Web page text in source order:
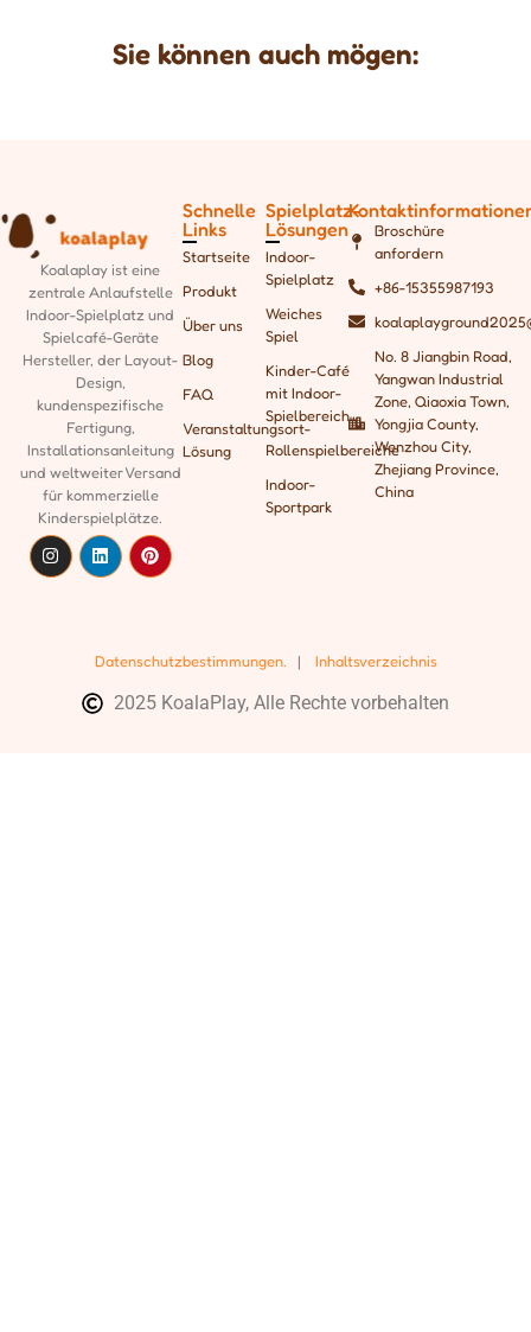
Sie können auch mögen:
Koalaplay ist eine
zentrale Anlaufstelle
Indoor-Spielplatz und
Spielcafé-Geräte
Hersteller, der Layout-
Design,
kundenspezifische
Fertigung,
Installationsanleitung
und weltweiter Versand
für kommerzielle
Kinderspielplätze.
Schnelle
Links
Startseite
Produkt
Über uns
Blog
FAQ
Veranstaltungsort-
Lösung
Spielplatz-
Lösungen
Indoor-
Spielplatz
Weiches
Spiel
Kinder-Café
mit Indoor-
Spielbereich
Rollenspielbereiche
Indoor-
Sportpark
Broschüre
anfordern
+86-15355987193
No. 8 Jiangbin Road,
Yangwan Industrial
Zone, Qiaoxia Town,
Yongjia County,
Wenzhou City,
Zhejiang Province,
China
Datenschutzbestimmungen. | Inhaltsverzeichnis
2025 KoalaPlay, Alle Rechte vorbehalten